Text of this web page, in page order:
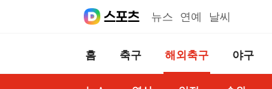
뉴스 연예 날씨
홈 축구 해외축구 야구